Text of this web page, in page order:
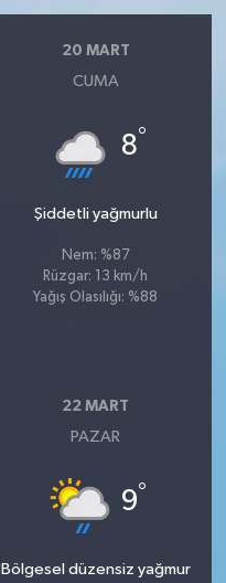
20 MART
CUMA
8°
Şiddetli yağmurlu
Nem: %87
Rüzgar: 13 km/h
Yağış Olasılığı: %88
22 MART
PAZAR
9°
Bölgesel düzensiz yağmur